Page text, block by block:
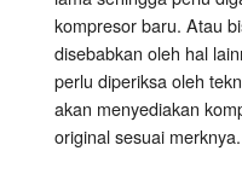
kompresor baru. Atau
disebabkan oleh hal
perlu diperiksa oleh
akan menyediakan
original sesuai merknya.